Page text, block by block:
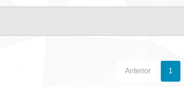
Anterior 1